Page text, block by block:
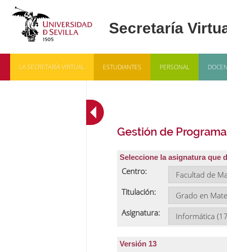
LA SECRETARÍA VIRTUAL ESTUDIANTES PERSONAL
Gestión de
Seleccione la asignatura que
Centro:
Titulación:
Asignatura:
Versión 13